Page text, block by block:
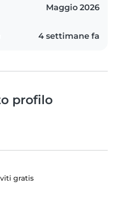
Maggio 2026
4 settimane fa
profilo
gratis